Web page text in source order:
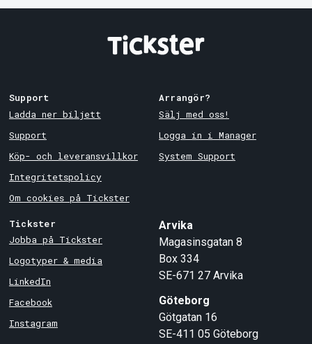
Support
Ladda ner biljett
Support
Köp- och leveransvillkor
Integritetspolicy
Om cookies på Tickster
Arrangör?
Sälj med oss!
Logga in i Manager
System Support
Tickster
Jobba på Tickster
Logotyper & media
LinkedIn
Facebook
Instagram
Arvika
Magasinsgatan 8
Box 334
SE-671 27 Arvika
Göteborg
Götgatan 16
SE-411 05 Göteborg